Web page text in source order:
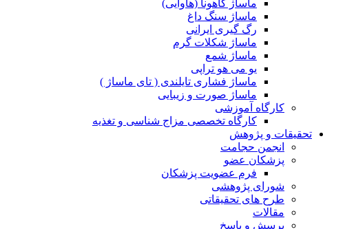
ماساژ کاهونا (هاوایی)
ماساژ سنگ داغ
رگ گیری ایرانی
ماساژ شکلات گرم
ماساژ شمع
یو می هو تراپی
ماساژ فشاری تایلندی ( تای ماساژ )
ماساژ صورت و زیبایی
کارگاه آموزشی
کارگاه تخصصی مزاج شناسی و تغذیه
تحقیقات و پژوهش
انجمن حجامت
پزشکان عضو
فرم عضویت پزشکان
شورای پژوهشی
طرح های تحقیقاتی
مقالات
پرسش و پاسخ